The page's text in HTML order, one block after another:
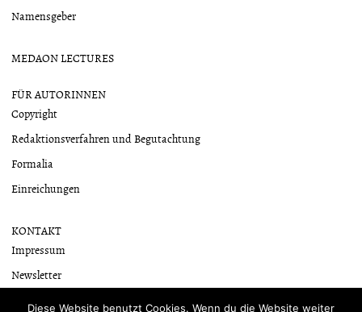
Namensgeber
MEDAON LECTURES
FÜR AUTORINNEN
Copyright
Redaktionsverfahren und Begutachtung
Formalia
Einreichungen
KONTAKT
Impressum
Newsletter
Diese Website benutzt Cookies. Wenn du die Website weiter